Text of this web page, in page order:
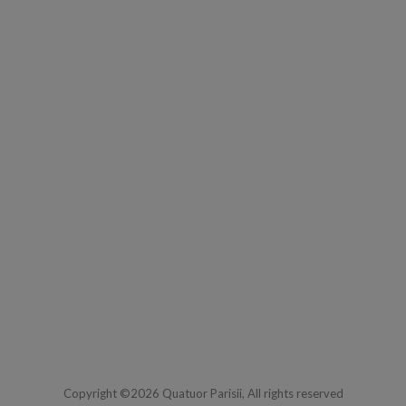
Copyright ©2026 Quatuor Parisii, All rights reserved